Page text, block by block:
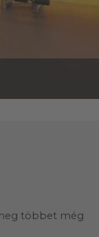
többet még